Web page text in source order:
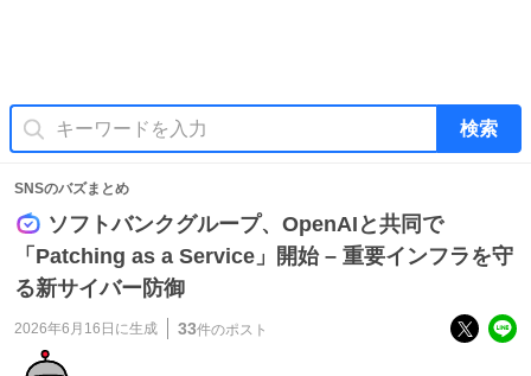
検索
SNSのバズまとめ
ソフトバンクグループ、OpenAIと共同で
「Patching as a Service」開始 – 重要インフラを守
る新サイバー防御
2026年6月16日 に生成 33件のポスト